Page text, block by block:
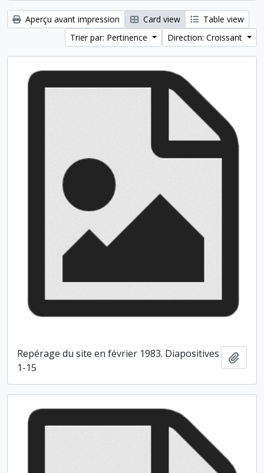
Aperçu avant impression Card view
Table view
Trier par: Pertinence
Direction: Croissant
Repérage du site en février 1983. Diapositives
1-15